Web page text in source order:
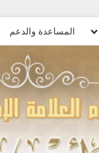
المساعدة والدعم